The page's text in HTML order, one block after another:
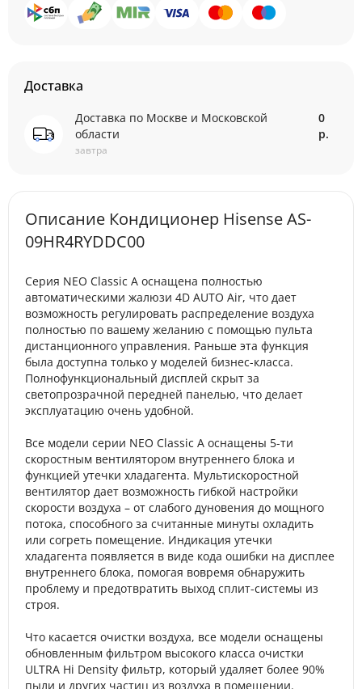
Доставка
Доставка по Москве и Московской
области
завтра
0
р.
Описание Кондиционер Hisense AS-
09HR4RYDDC00
Серия NEO Classic A оснащена полностью
автоматическими жалюзи 4D AUTO Air, что дает
возможность регулировать распределение воздуха
полностью по вашему желанию с помощью пульта
дистанционного управления. Раньше эта функция
была доступна только у моделей бизнес-класса.
Полнофункциональный дисплей скрыт за
светопрозрачной передней панелью, что делает
эксплуатацию очень удобной.
Все модели серии NEO Classic A оснащены 5-ти
скоростным вентилятором внутреннего блока и
функцией утечки хладагента. Мультискоростной
вентилятор дает возможность гибкой настройки
скорости воздуха – от слабого дуновения до мощного
потока, способного за считанные минуты охладить
или согреть помещение. Индикация утечки
хладагента появляется в виде кода ошибки на дисплее
внутреннего блока, помогая вовремя обнаружить
проблему и предотвратить выход сплит-системы из
строя.
Что касается очистки воздуха, все модели оснащены
обновленным фильтром высокого класса очистки
ULTRA Hi Density фильтр, который удаляет более 90%
пыли и других частиц из воздуха в помещении.